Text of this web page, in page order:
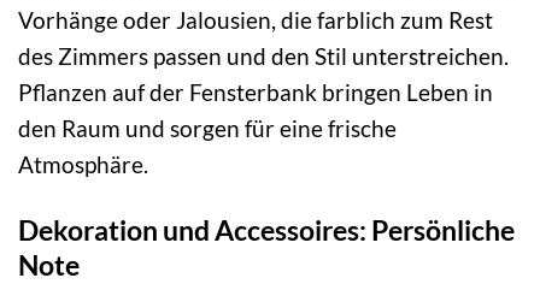
Vorhänge oder Jalousien, die farblich zum Rest
des Zimmers passen und den Stil unterstreichen.
Pflanzen auf der Fensterbank bringen Leben in
den Raum und sorgen für eine frische
Atmosphäre.
Dekoration und Accessoires: Persönliche
Note